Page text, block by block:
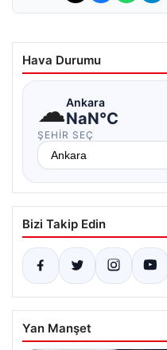
Hava Durumu
☁Ankara
NaN°C
ŞEHIR SEÇ
Bizi Takip Edin
Yan Manşet